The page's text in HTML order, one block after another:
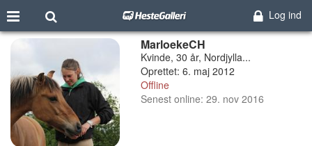
Log ind
MarloekeCH
Kvinde, 30 år, Nordjylla...
Oprettet: 6. maj 2012
Offline
Senest online: 29. nov 2016